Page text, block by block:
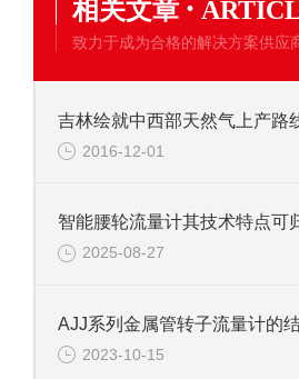
相关文章
致力于成为合格的解决方案供应
吉林绘就中西部天然气上产路
2016-12-01
2025-08-27
AJJ系列金属管转子流量计的
2023-10-15